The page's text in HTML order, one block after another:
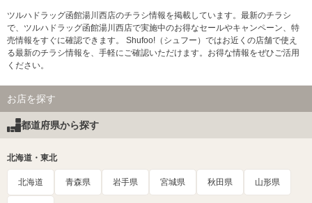
ツルハドラッグ函館湯川西店のチラシ情報を掲載しています。最新のチラシ
で、ツルハドラッグ函館湯川西店で実施中のお得なセールやキャンペーン、特
売情報をすぐに確認できます。 Shufoo!（シュフー）ではお近くの店舗で使え
る最新のチラシ情報を、手軽にご確認いただけます。お得な情報をぜひご活用
ください。
お店を探す
都道府県から探す
北海道・東北
北海道 青森県 岩手県 宮城県 秋田県 山形県